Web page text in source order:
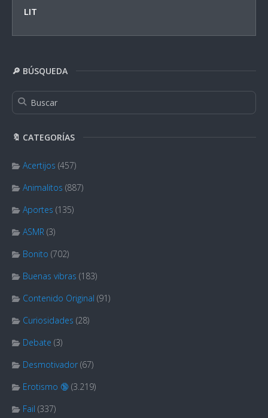
LIT
🔎 BÚSQUEDA
🔖 CATEGORÍAS
Acertijos (457)
Animalitos (887)
Aportes (135)
ASMR (3)
Bonito (702)
Buenas vibras (183)
Contenido Original (91)
Curiosidades (28)
Debate (3)
Desmotivador (67)
Erotismo 🔞 (3.219)
Fail (337)